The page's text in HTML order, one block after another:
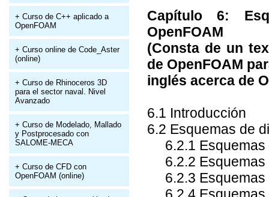
+ Curso de C++ aplicado a
OpenFOAM
+ Curso online de Code_Aster
(online)
+ Curso de Rhinoceros 3D
para el sector naval. Nivel
Avanzado
+ Curso de Modelado, Mallado
y Postprocesado con
SALOME-MECA
+ Curso de CFD con
OpenFOAM (online)
Capítulo 6:
OpenFOAM
(Consta de un
de OpenFOAM
inglés acerca de
6.1 Introducción
6.2 Esquemas de
6.2.1 Esquemas
6.2.2 Esquemas
6.2.3 Esquemas